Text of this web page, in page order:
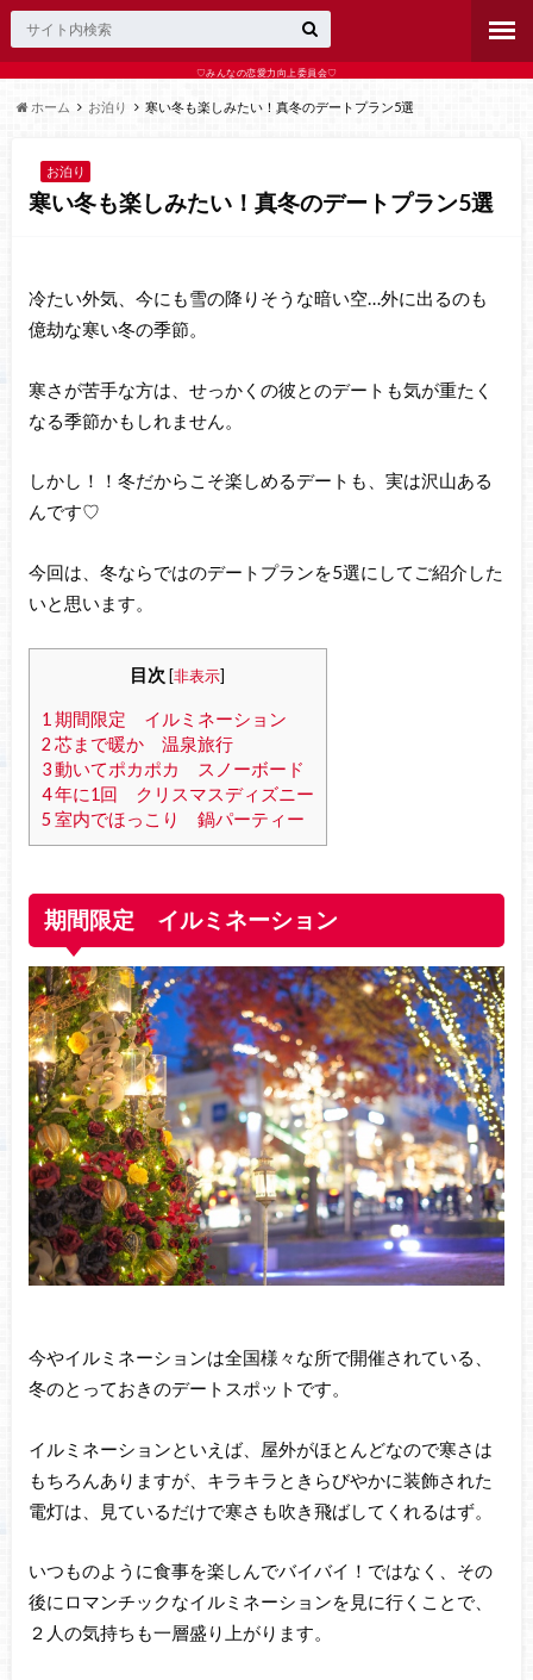
♡みんなの恋愛力向上委員会♡
ホーム お泊り 寒い冬も楽しみたい！真冬のデートプラン5選
お泊り
寒い冬も楽しみたい！真冬のデートプラン5選
冷たい外気、今にも雪の降りそうな暗い空…外に出るのも
億劫な寒い冬の季節。
寒さが苦手な方は、せっかくの彼とのデートも気が重たく
なる季節かもしれません。
しかし！！冬だからこそ楽しめるデートも、実は沢山ある
んです♡
今回は、冬ならではのデートプランを5選にしてご紹介した
いと思います。
目次 [非表示]
1 期間限定 イルミネーション
2 芯まで暖か 温泉旅行
3動いてポカポカ スノーボード
4年に1回 クリスマスディズニー
5室内でほっこり 鍋パーティー
期間限定 イルミネーション
今やイルミネーションは全国様々な所で開催されている、
冬のとっておきのデートスポットです。
イルミネーションといえば、屋外がほとんどなので寒さは
もちろんありますが、キラキラときらびやかに装飾された
電灯は、見ているだけで寒さも吹き飛ばしてくれるはず。
いつものように食事を楽しんでバイバイ！ではなく、その
後にロマンチックなイルミネーションを見に行くことで、
２人の気持ちも一層盛り上がります。